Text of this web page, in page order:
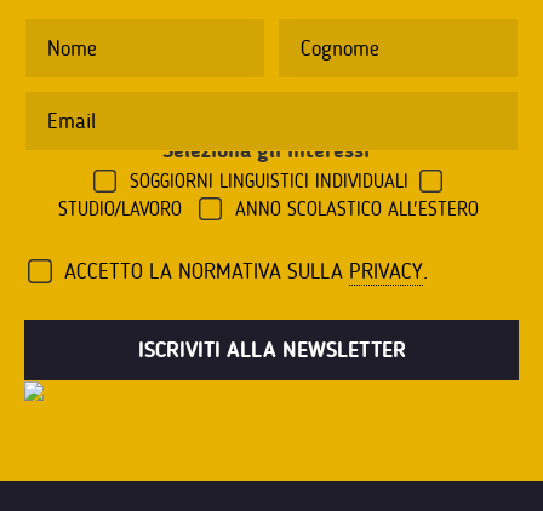
Seleziona gli interessi
SOGGIORNI LINGUISTICI INDIVIDUALI
STUDIO/LAVORO
ANNO SCOLASTICO ALL'ESTERO
ACCETTO LA NORMATIVA SULLA PRIVACY.